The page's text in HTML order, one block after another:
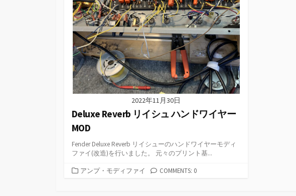
2022年11月30日
Deluxe Reverb リイシュ ハンドワイヤー
MOD
Fender Deluxe Reverb リイシューのハンドワイヤーモディ
ファイ(改造)を行いました。 元々のプリント基...
カアンプ・モディファイ COMMENTS: 0